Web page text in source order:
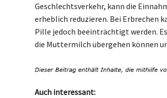
Geschlechtsverkehr, kann die
erheblich reduzieren. Bei Erbrechen
Pille jedoch beeinträchtigt werden.
die Muttermilch übergehen können
Auch interessant: